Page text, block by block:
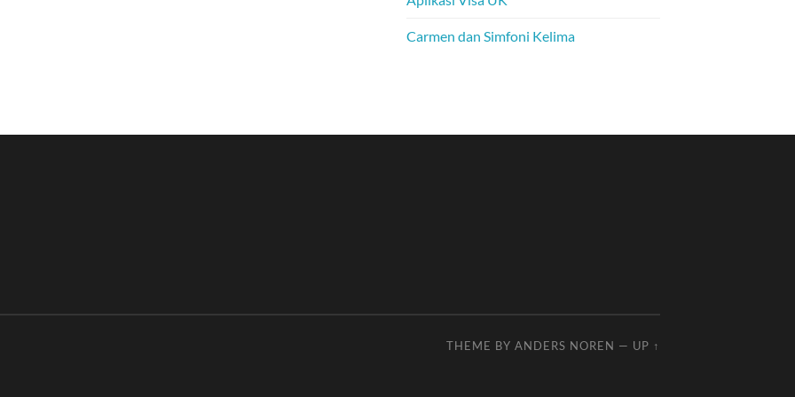
Carmen dan Simfoni Kelima
THEME BY ANDERS NOREN — UP ↑